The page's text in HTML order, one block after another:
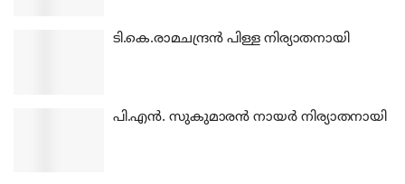
ടി.കെ.രാമചന്ദ്രന്‍ പിള്ള നിര്യാതനായി
പി.എന്‍. സുകുമാരന്‍ നായര്‍ നിര്യാതനായി